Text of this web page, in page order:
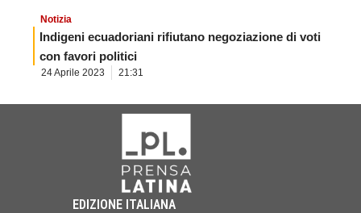
Notizia
Indigeni ecuadoriani rifiutano negoziazione di voti
con favori politici
24 Aprile 2023 21:31
EDIZIONE ITALIANA